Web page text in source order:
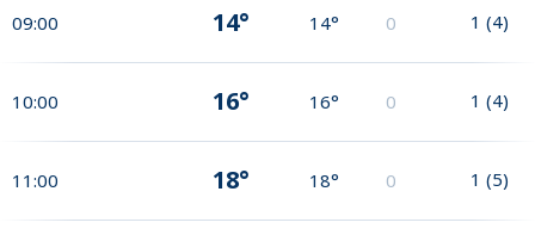
09:00 14° 14° 0 1 (4)
10:00 16° 16° 0 1 (4)
11:00 18° 18° 0 1 (5)